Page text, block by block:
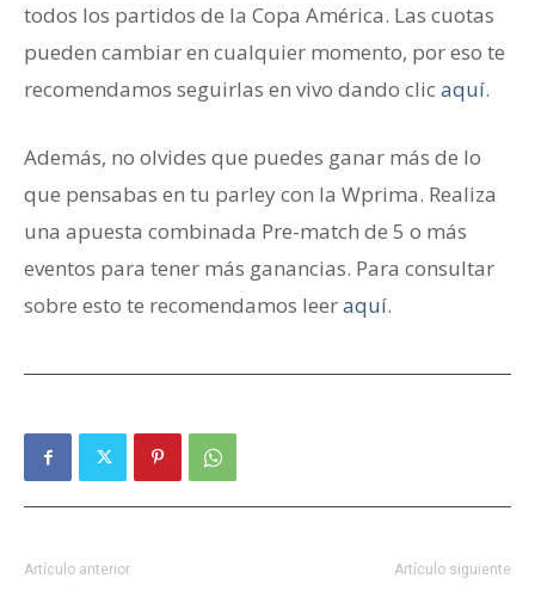
todos los partidos de la Copa América. Las cuotas
pueden cambiar en cualquier momento, por eso te
recomendamos seguirlas en vivo dando clic aquí.
Además, no olvides que puedes ganar más de lo
que pensabas en tu parley con la Wprima. Realiza
una apuesta combinada Pre-match de 5 o más
eventos para tener más ganancias. Para consultar
sobre esto te recomendamos leeraquí.
Artículo anterior Artículo siguiente